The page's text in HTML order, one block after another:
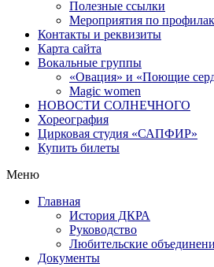
Полезные ссылки
Мероприятия по
Контакты и реквизиты
Карта сайта
Вокальные группы
«Овация» и «Поющие
Magic women
НОВОСТИ СОЛНЕЧНОГО
Хореография
Цирковая студия «САПФИР»
Купить билеты
Меню
Главная
История ДКРА
Руководство
Любительские
Документы